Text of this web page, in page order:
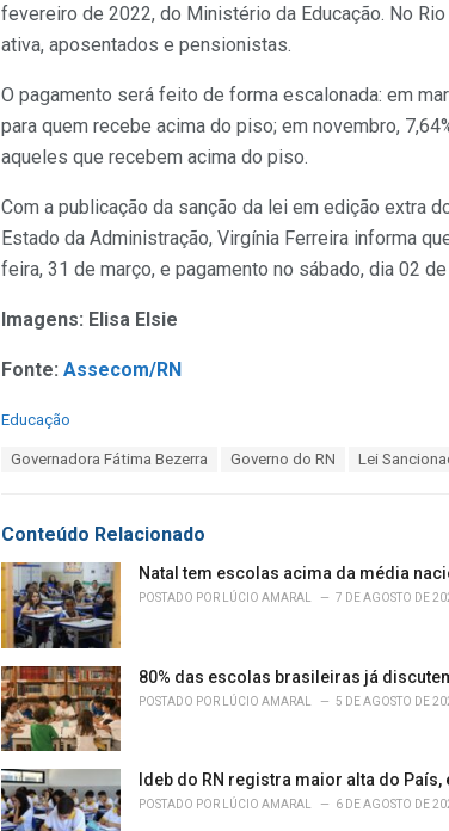
fevereiro de 2022, do Ministério da Educação. No
ativa, aposentados e pensionistas.
O pagamento será feito de forma escalonada: em
para quem recebe acima do piso; em novembro,
aqueles que recebem acima do piso.
Com a publicação da sanção da lei em edição extra
Estado da Administração, Virgínia Ferreira informa
feira, 31 de março, e pagamento no sábado, dia 02
Imagens: Elisa Elsie
Fonte: Assecom/RN
C
o
r
i
e
s
:
Educação
:
Governadora Fátima Bezerra Governo do RN Lei
Conteúdo Relacionado
Natal tem escolas acima da média
POSTADO POR LÚCIO AMARAL 7 DE AGOSTO DE
80% das escolas brasileiras já
POSTADO POR LÚCIO AMARAL 5 DE AGOSTO DE
Ideb do RN registra maior alta do
POSTADO POR LÚCIO AMARAL 6 DE AGOSTO DE